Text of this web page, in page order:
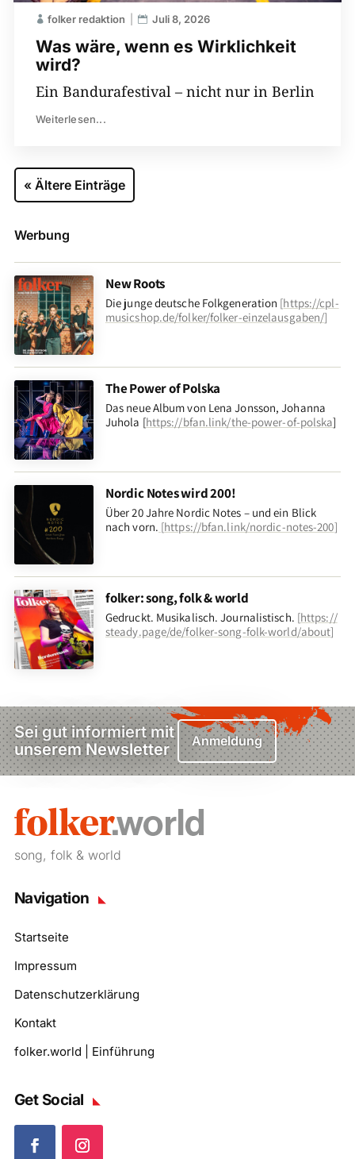
Was wäre, wenn es Wirklichkeit
wird?
folker redaktion Juli 8, 2026
Ein Bandurafestival – nicht nur in Berlin
Weiterlesen...
« Ältere Einträge
Werbung
New Roots
Die junge deutsche Folkgeneration [https://cpl-
musicshop.de/folker/folker-einzelausgaben/]
The Power of Polska
Das neue Album von Lena Jonsson, Johanna
Juhola [https://bfan.link/the-power-of-polska]
Nordic Notes wird 200!
Über 20 Jahre Nordic Notes – und ein Blick
nach vorn. [https://bfan.link/nordic-notes-200]
folker: song, folk & world
Gedruckt. Musikalisch. Journalistisch. [https://
steady.page/de/folker-song-folk-world/about]
Sei gut informiert mit
unserem Newsletter
Anmeldung
song, folk & world
Navigation
Startseite
Impressum
Datenschutzerklärung
Kontakt
folker.world | Einführung
Get Social